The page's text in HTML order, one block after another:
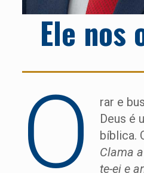
Ele nos
O
rar e
Deus é
bíblica.
Clama
te-ei e